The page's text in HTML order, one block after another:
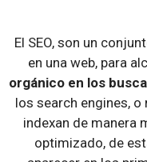
El SEO, son un
en una web, para
orgánico en los
los search engines,
indexan de manera
optimizado, de